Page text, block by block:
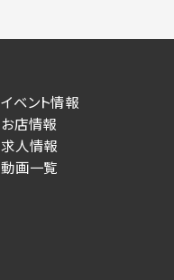
イベント情報
お店情報
求人情報
動画一覧